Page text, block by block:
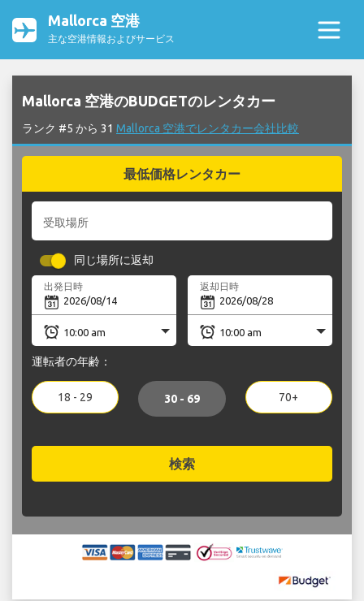
Mallorca 空港
主な空港情報およびサービス
Mallorca 空港のBUDGETのレンタカー
ランク #5 から 31 Mallorca 空港でレンタカー会社比較
最低価格レンタカー
受取場所
同じ場所に返却
出発日時 返却日時
運転者の年齢：
18 - 29 30 - 69 70+
検索